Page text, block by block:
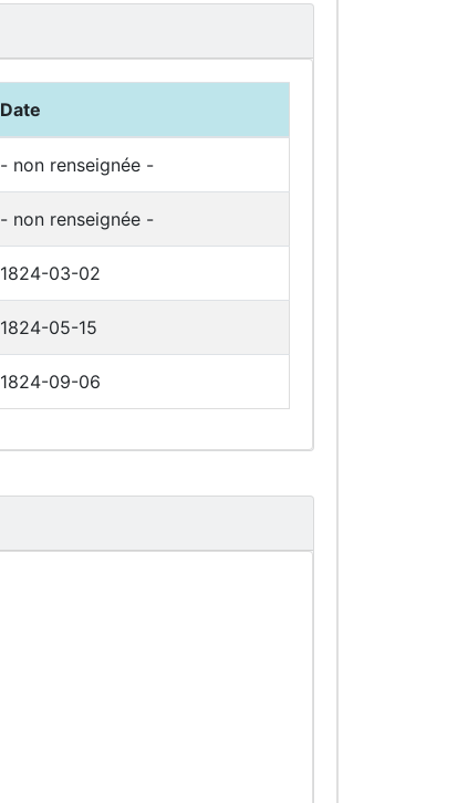
Date
- non renseignée -
- non renseignée -
1824-03-02
1824-05-15
1824-09-06